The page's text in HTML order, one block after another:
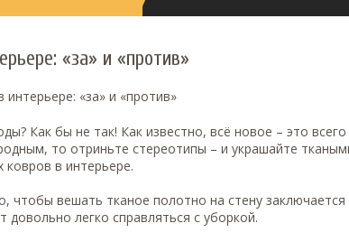
«за» и «против»
«за» и «против»
Как бы не так! Как известно, всё новое – это
то отриньте стереотипы – и украшайте
ковров в интерьере.
чтобы вешать тканое полотно на стену
легко справляться с уборкой.